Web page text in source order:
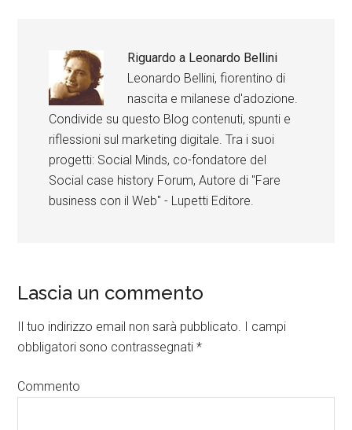
Riguardo a Leonardo Bellini
Leonardo Bellini, fiorentino di
nascita e milanese d'adozione.
Condivide su questo Blog contenuti, spunti e
riflessioni sul marketing digitale. Tra i suoi
progetti: Social Minds, co-fondatore del
Social case history Forum, Autore di "Fare
business con il Web" - Lupetti Editore.
Lascia un commento
Il tuo indirizzo email non sarà pubblicato. I campi
obbligatori sono contrassegnati*
Commento